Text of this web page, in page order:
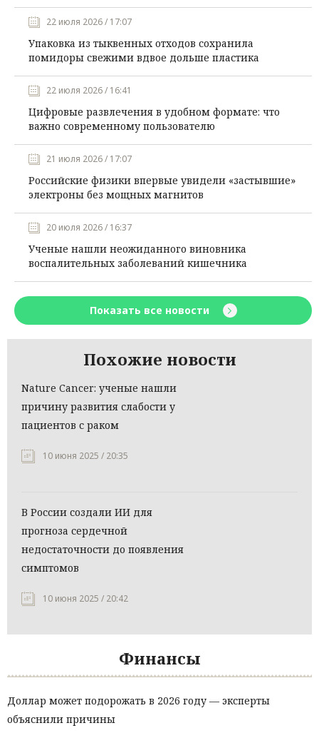
22 июля 2026 / 17:07
Упаковка из тыквенных отходов сохранила
помидоры свежими вдвое дольше пластика
22 июля 2026 / 16:41
Цифровые развлечения в удобном формате: что
важно современному пользователю
21 июля 2026 / 17:07
Российские физики впервые увидели «застывшие»
электроны без мощных магнитов
20 июля 2026 / 16:37
Ученые нашли неожиданного виновника
воспалительных заболеваний кишечника
Показать все новости
Похожие новости
Nature Cancer: ученые нашли
причину развития слабости у
пациентов с раком
10 июня 2025 / 20:35
В России создали ИИ для
прогноза сердечной
недостаточности до появления
симптомов
10 июня 2025 / 20:42
Финансы
Доллар может подорожать в 2026 году — эксперты
объяснили причины